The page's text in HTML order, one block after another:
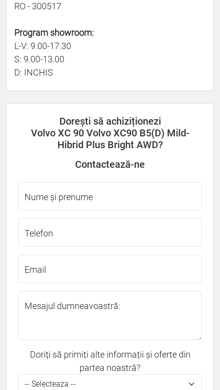
RO - 300517
Program showroom:
L-V: 9.00-17.30
S: 9.00-13.00
D: INCHIS
Dorești să achiziționezi
Volvo XC 90 Volvo XC90 B5(D) Mild-
Hibrid Plus Bright AWD?
Contactează-ne
Nume și prenume
Telefon
Email
Mesajul dumneavoastră:
Doriți să primiți alte informații și oferte din
partea noastră?